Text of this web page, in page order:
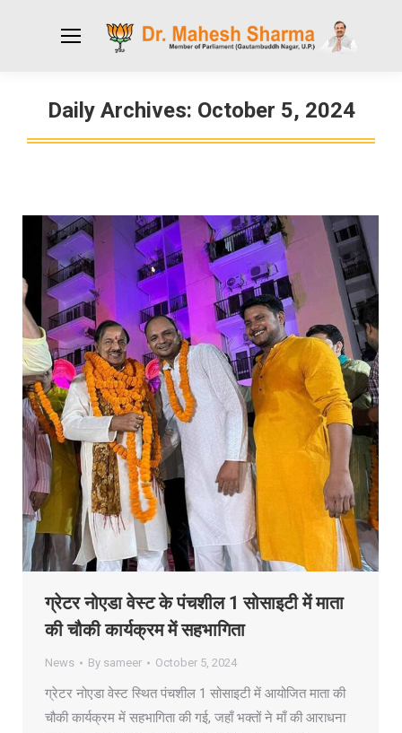
Daily Archives: October 5, 2024
You are here:
ग्रेटर नोएडा वेस्ट के पंचशील 1 सोसाइटी में माता
की चौकी कार्यक्रम में सहभागिता
News By sameer October 5, 2024
ग्रेटर नोएडा वेस्ट स्थित पंचशील 1 सोसाइटी में आयोजित माता की
चौकी कार्यक्रम में सहभागिता की गई, जहाँ भक्तों ने माँ की आराधना